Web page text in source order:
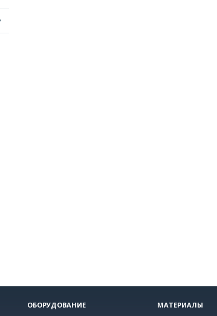
ОБОРУДОВАНИЕ МАТЕРИАЛЫ